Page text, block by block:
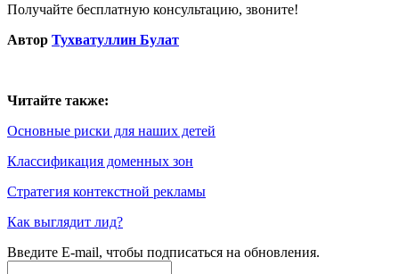
Получайте бесплатную консультацию, звоните!
Автор Тухватуллин Булат
Читайте также:
Основные риски для наших детей
Классификация доменных зон
Стратегия контекстной рекламы
Как выглядит лид?
Введите E-mail, чтобы подписаться на обновления.